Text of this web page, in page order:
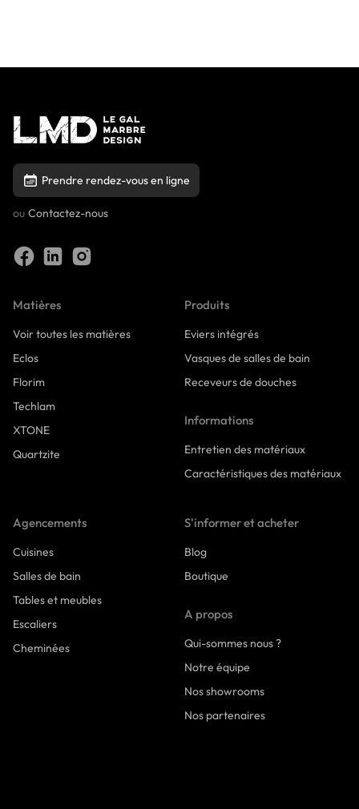
Prendre rendez-vous en ligne
ou Contactez-nous
Matières
Voir toutes les matières
Eclos
Florim
Techlam
XTONE
Quartzite
Produits
Eviers intégrés
Vasques de salles de bain
Receveurs de douches
Informations
Entretien des matériaux
Caractéristiques des matériaux
Agencements
Cuisines
Salles de bain
Tables et meubles
Escaliers
Cheminées
S'informer et acheter
Blog
Boutique
A propos
Qui-sommes nous ?
Notre équipe
Nos showrooms
Nos partenaires